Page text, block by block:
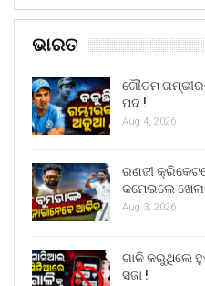
ଭାରତ
ଗୌତମ
ପଦ !
Aug 4, 2026
ରଣଜୀ
କମେଇଲେ
Aug 3, 2026
ଗାଳି କରୁଥିଲେ
ସଜା !